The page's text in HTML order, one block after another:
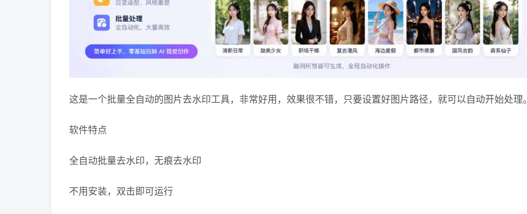
这是一个批量全自动的图片去水印工具，非常好用，效果很不错，只要设置好图片路径，就可以自动开始处理。
软件特点
全自动批量去水印，无痕去水印
不用安装，双击即可运行